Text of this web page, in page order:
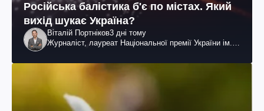
Російська балістика б'є по містах. Який
вихід шукає Україна?
Віталій Портніков3 дні тому
Журналіст, лауреат Національної премії України ім.